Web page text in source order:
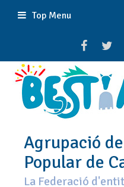
Top Menu
Agrupació
Popular de
La Federació